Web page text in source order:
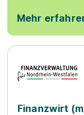
Mehr
Finanzwirt